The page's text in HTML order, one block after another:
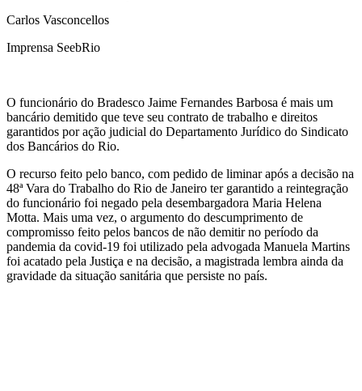
Carlos Vasconcellos
Imprensa SeebRio
O funcionário do Bradesco Jaime Fernandes Barbosa é mais um
bancário demitido que teve seu contrato de trabalho e direitos
garantidos por ação judicial do Departamento Jurídico do Sindicato
dos Bancários do Rio.
O recurso feito pelo banco, com pedido de liminar após a decisão na
48ª Vara do Trabalho do Rio de Janeiro ter garantido a reintegração
do funcionário foi negado pela desembargadora Maria Helena
Motta. Mais uma vez, o argumento do descumprimento de
compromisso feito pelos bancos de não demitir no período da
pandemia da covid-19 foi utilizado pela advogada Manuela Martins
foi acatado pela Justiça e na decisão, a magistrada lembra ainda da
gravidade da situação sanitária que persiste no país.